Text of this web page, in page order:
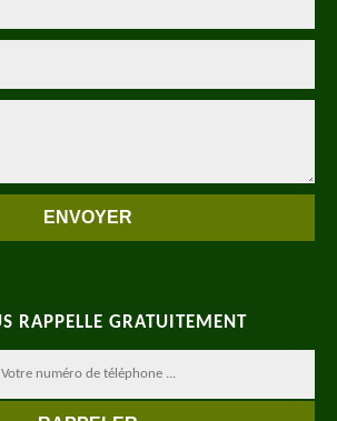
RAPPELLE GRATUITEMENT